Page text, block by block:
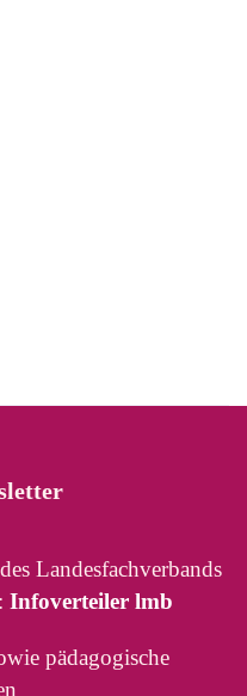
Landesfachverbands
Infoverteiler lmb
pädagogische